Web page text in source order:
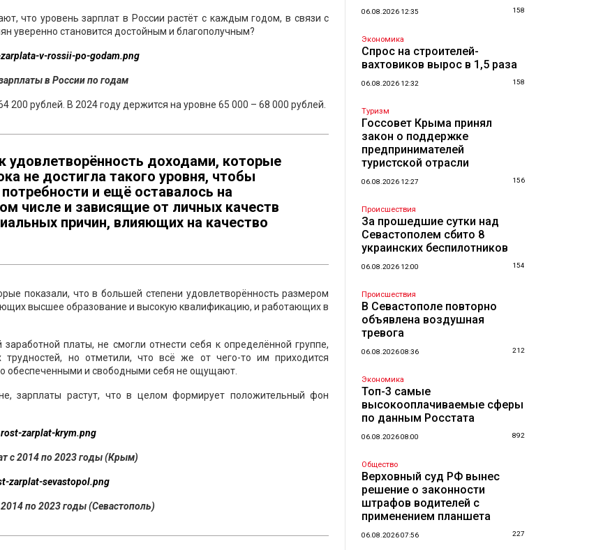
что уровень зарплат в России растёт с каждым годом, в связи с
уверенно становится достойным и благополучным?
в России по годам
200 рублей. В 2024 году держится на уровне 65 000 – 68 000 рублей.
удовлетворённость доходами, которые
не достигла такого уровня, чтобы
и ещё оставалось на
числе и зависящие от личных качеств
причин, влияющих на качество
показали, что в большей степени удовлетворённость размером
высшее образование и высокую квалификацию, и работающих в
платы, не смогли отнести себя к определённой группе,
но отметили, что всё же от чего-то им приходится
обеспеченными и свободными себя не ощущают.
зарплаты растут, что в целом формирует положительный фон
с 2014 по 2023 годы (Крым)
2014 по 2023 годы (Севастополь)
06.08.2026 12:35 158
Экономика
Спрос на строителей-
вахтовиков вырос в 1,5 раза
06.08.2026 12:32 158
Туризм
Госсовет Крыма принял
закон о поддержке
предпринимателей
туристской отрасли
06.08.2026 12:27 156
Происшествия
За прошедшие сутки над
Севастополем сбито 8
украинских беспилотников
06.08.2026 12:00 154
Происшествия
В Севастополе повторно
объявлена воздушная
тревога
06.08.2026 08:36 212
Экономика
Топ-3 самые
высокооплачиваемые сферы
по данным Росстата
06.08.2026 08:00 892
Общество
Верховный суд РФ вынес
решение о законности
штрафов водителей с
применением планшета
06.08.2026 07:56 227